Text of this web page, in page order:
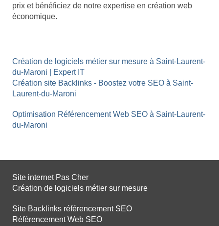
prix et bénéficiez de notre expertise en création web
économique.
Création de logiciels métier sur mesure à Saint-Laurent-
du-Maroni | Expert IT
Création site Backlinks - Boostez votre SEO à Saint-
Laurent-du-Maroni
Optimisation Référencement Web SEO à Saint-Laurent-
du-Maroni
Site internet Pas Cher
Création de logiciels métier sur mesure
Site Backlinks référencement SEO
Référencement Web SEO